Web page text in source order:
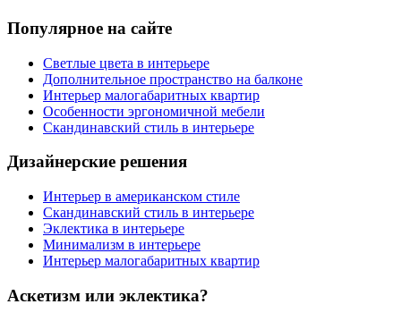
Популярное на сайте
Светлые цвета в интерьере
Дополнительное пространство на балконе
Интерьер малогабаритных квартир
Особенности эргономичной мебели
Скандинавский стиль в интерьере
Дизайнерские решения
Интерьер в американском стиле
Скандинавский стиль в интерьере
Эклектика в интерьере
Минимализм в интерьере
Интерьер малогабаритных квартир
Аскетизм или эклектика?